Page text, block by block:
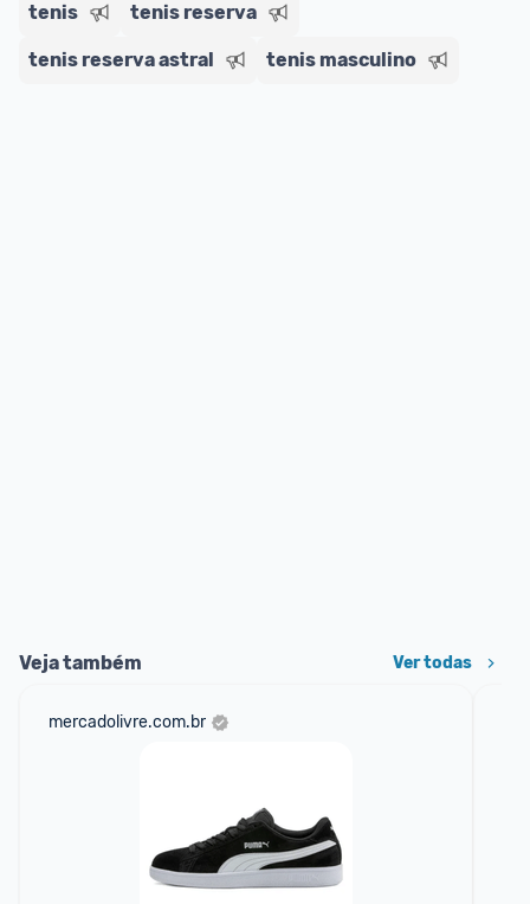
tenis
tenis reserva
tenis reserva astral tenis masculino
Veja também Ver todas
mercadolivre.com.br